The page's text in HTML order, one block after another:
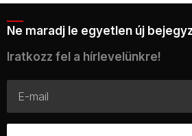
Ne maradj le egyetlen új
Iratkozz fel a hírlevelünkre!